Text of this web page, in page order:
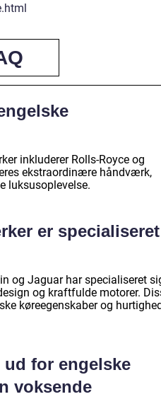
inkluderer Rolls-Royce og
ekstraordinære håndværk,
luksusoplevelse.
er
og Jaguar har specialiseret
og kraftfulde motorer.
køreegenskaber og
for engelske
voksende